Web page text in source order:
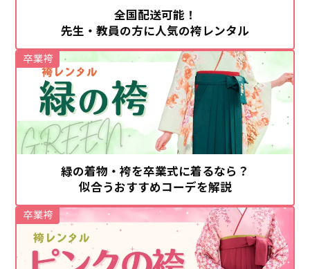
全国配送可能！
先生・教員の方に人気の袴レンタル
緑の着物・袴を卒業式に着るなら？
似合うおすすめコーデを解説
卒業袴
卒業袴